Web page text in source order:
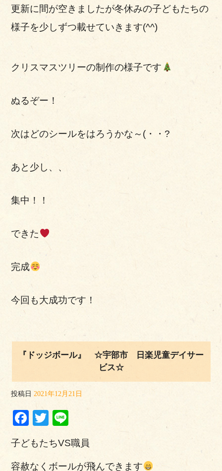
更新に間が空きましたが冬休みの子どもたちの
様子を少しずつ載せていきます(^^)
クリスマスツリーの制作の様子です
ぬるぞー！
次はどのシールをはろうかな～(・・?
あと少し、、
集中！！
できた
完成
今回も大成功です！
『ドッジボール』 ☆宇部市 日楽児童デイサー
ビス☆
投稿日 2021年12月21日
Facebook
Twitter
子どもたちVS職員
容赦なくボールが飛んできます